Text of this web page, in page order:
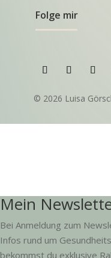
Folge mir
© 2026 Luisa
Mein
Bei Anmeldung zum
Infos rund um
bekommst du exklusive